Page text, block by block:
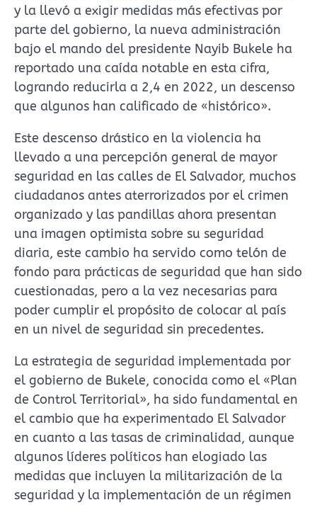
y la llevó a exigir medidas más efectivas por
parte del gobierno, la nueva administración
bajo el mando del presidente Nayib Bukele ha
reportado una caída notable en esta cifra,
logrando reducirla a 2,4 en 2022, un descenso
que algunos han calificado de «histórico».
Este descenso drástico en la violencia ha
llevado a una percepción general de mayor
seguridad en las calles de El Salvador, muchos
ciudadanos antes aterrorizados por el crimen
organizado y las pandillas ahora presentan
una imagen optimista sobre su seguridad
diaria, este cambio ha servido como telón de
fondo para prácticas de seguridad que han sido
cuestionadas, pero a la vez necesarias para
poder cumplir el propósito de colocar al país
en un nivel de seguridad sin precedentes.
La estrategia de seguridad implementada por
el gobierno de Bukele, conocida como el «Plan
de Control Territorial», ha sido fundamental en
el cambio que ha experimentado El Salvador
en cuanto a las tasas de criminalidad, aunque
algunos líderes políticos han elogiado las
medidas que incluyen la militarización de la
seguridad y la implementación de un régimen